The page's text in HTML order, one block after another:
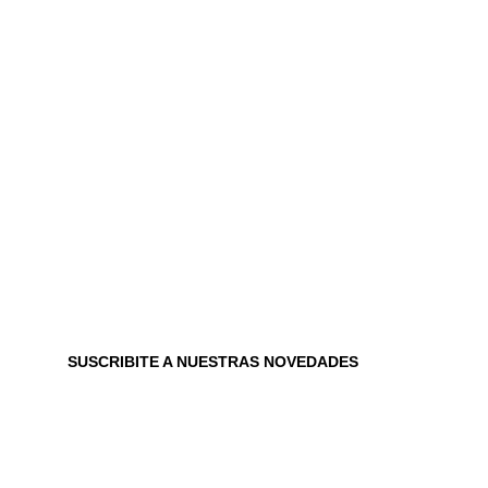
SUSCRIBITE A NUESTRAS NOVEDADES